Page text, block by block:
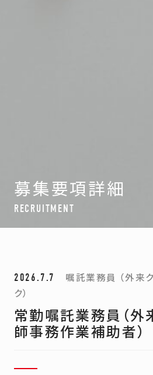
募集要項詳細
RECRUITMENT
2026.7.7
嘱託業務員 （外来
ク）
常勤嘱託業務員（外
師事務作業補助者）